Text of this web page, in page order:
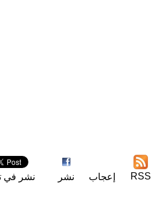
RSS إعجاب نشر نشر في